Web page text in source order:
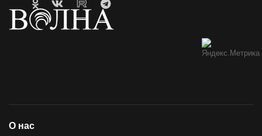
О нас